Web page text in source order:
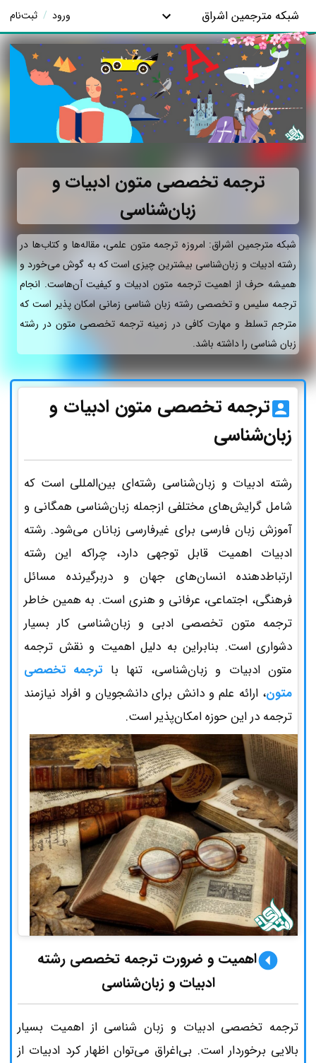
شبکه مترجمین اشراق ورود / ثبت‌نام
ترجمه تخصصی متون ادبیات و
زبان‌شناسی
شبکه مترجمین اشراق: امروزه ترجمه‌ متون علمی، مقاله‌ها و کتاب‌ها در
رشته ادبیات و زبان‌شناسی بیشترین چیزی است که به گوش می‌خورد و
همیشه حرف از اهمیت ترجمه‌ متون ادبیات و کیفیت آن‌هاست. انجام
ترجمه سلیس و تخصصی رشته زبان شناسی زمانی امکان پذیر است که
مترجم تسلط و مهارت کافی در زمینه ترجمه تخصصی متون در رشته
زبان شناسی را داشته باشد.
ترجمه تخصصی متون ادبیات و
زبان‌شناسی
رشته ادبیات و زبان‌شناسی رشته‌ای بین‌المللی است که
شامل گرایش‌های مختلفی ازجمله زبان‌شناسی همگانی و
آموزش زبان فارسی برای غیرفارسی‌ زبانان می‌شود. رشته
ادبیات اهمیت قابل‌ توجهی دارد، چراکه این رشته
ارتباط‌دهنده انسان‌های جهان و دربرگیرنده مسائل
فرهنگی، اجتماعی، عرفانی و هنری است. به همین خاطر
ترجمه متون تخصصی ادبی و زبان‌شناسی کار بسیار
دشواری است. بنابراین به دلیل اهمیت و نقش ترجمه
متون ادبیات و زبان‌شناسی، تنها با ترجمه تخصصی
متون، ارائه علم و دانش برای دانشجویان و افراد نیازمند
ترجمه در این حوزه امکان‌پذیر است.
اهمیت و ضرورت ترجمه تخصصی رشته
ادبیات و زبان‌شناسی
ترجمه تخصصی ادبیات و زبان شناسی از اهمیت بسیار
بالایی برخوردار است. بی‌اغراق می‌توان اظهار کرد ادبیات از